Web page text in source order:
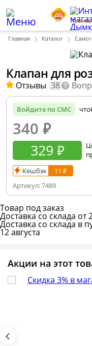
Главная Каталог
Клапан для
Отзывы 38
Войдите по СМС
340 ₽
329 ₽
Кешбэк
11 ₽
Артикул:7489
Товар под заказ
Доставка со склада от
Доставка со склада в
12 августа
Акции на этот